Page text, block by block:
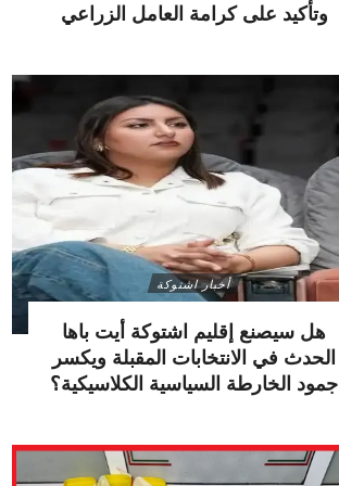
وتأكيد على كرامة العامل الزراعي
أخبار اشتوكة
هل سيصنع إقليم اشتوكة أيت باها
الحدث في الانتخابات المقبلة ويكسر
جمود الخارطة السياسية الكلاسيكية؟